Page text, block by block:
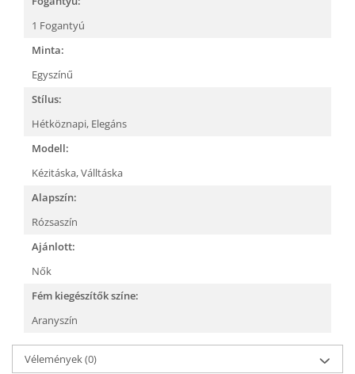
1 Fogantyú
Minta:
Egyszínű
Stílus:
Hétköznapi, Elegáns
Modell:
Kézitáska,Válltáska
Alapszín:
Rózsaszín
Ajánlott:
Nők
Fém kiegészítők színe:
Aranyszín
Vélemények(0)